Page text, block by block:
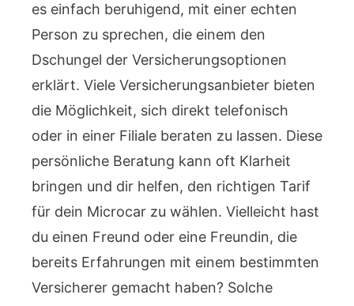
es einfach beruhigend, mit einer echten
Person zu sprechen, die einem den
Dschungel der Versicherungsoptionen
erklärt. Viele Versicherungsanbieter bieten
die Möglichkeit, sich direkt telefonisch
oder in einer Filiale beraten zu lassen. Diese
persönliche Beratung kann oft Klarheit
bringen und dir helfen, den richtigen Tarif
für dein Microcar zu wählen. Vielleicht hast
du einen Freund oder eine Freundin, die
bereits Erfahrungen mit einem bestimmten
Versicherer gemacht haben? Solche